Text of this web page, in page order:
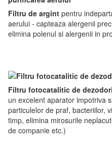
Filtru de argint pentru
aerului - capteaza alergenii
elimina polenul si alergenii in
Filtru fotocatalitic de
un excelent aparator impotriva
particulelor de praf, bacteriilor,
timp, elimina mirosurile
de companie etc.)